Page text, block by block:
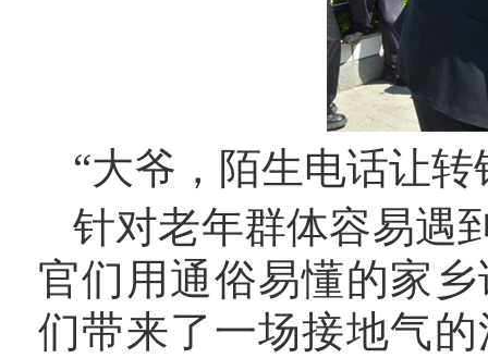
“大爷，陌生电话让
针对老年群体容易遇
官们用通俗易懂的家
们带来了一场接地气